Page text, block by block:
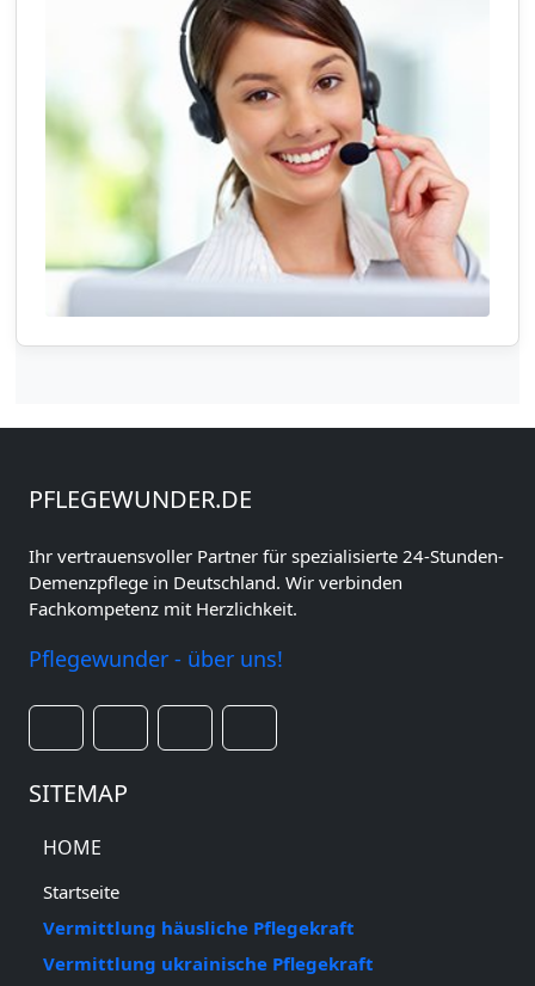
PFLEGEWUNDER.DE
Ihr vertrauensvoller Partner für spezialisierte 24-Stunden-
Demenzpflege in Deutschland. Wir verbinden
Fachkompetenz mit Herzlichkeit.
Pflegewunder - über uns!
SITEMAP
HOME
Startseite
Vermittlung häusliche Pflegekraft
Vermittlung ukrainische Pflegekraft